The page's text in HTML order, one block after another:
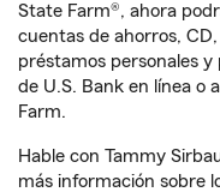
State Farm®, ahora
cuentas de ahorros,
préstamos personales
de U.S. Bank en línea o
Farm.
Hable con Tammy
más información sobre